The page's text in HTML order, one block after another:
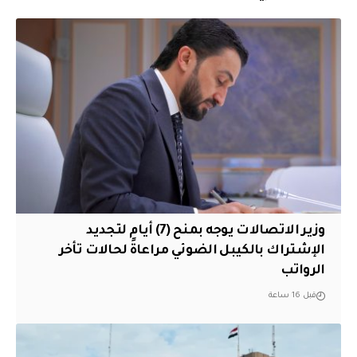
وزير الاتصالات يوجه بمنح (7) أيام لتجديد
الإشتراك بالكيبل الضوئي مراعاةً لحالات تأخر
الرواتب
قبل 16 ساعة